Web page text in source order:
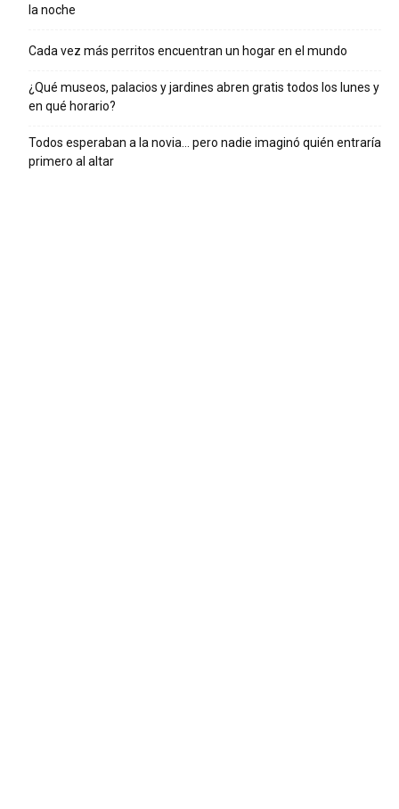
la noche
Cada vez más perritos encuentran un hogar en el mundo
¿Qué museos, palacios y jardines abren gratis todos los lunes y
en qué horario?
Todos esperaban a la novia… pero nadie imaginó quién entraría
primero al altar